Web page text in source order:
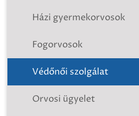
Házi gyermekorvosok
Fogorvosok
Védőnői szolgálat
Orvosi ügyelet